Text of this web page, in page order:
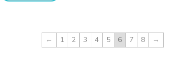
← 1 2 3 4 5 6 7 8 →